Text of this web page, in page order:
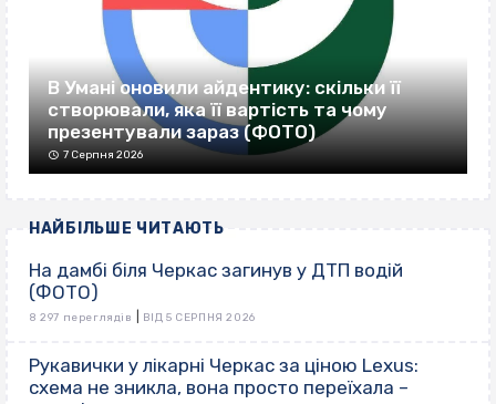
В Умані оновили айдентику: скільки її
створювали, яка її вартість та чому
презентували зараз (ФОТО)
7 Серпня 2026
НАЙБІЛЬШЕ ЧИТАЮТЬ
На дамбі біля Черкас загинув у ДТП водій
(ФОТО)
8 297 переглядів ВІД 5 СЕРПНЯ 2026
Рукавички у лікарні Черкас за ціною Lexus:
схема не зникла, вона просто переїхала –